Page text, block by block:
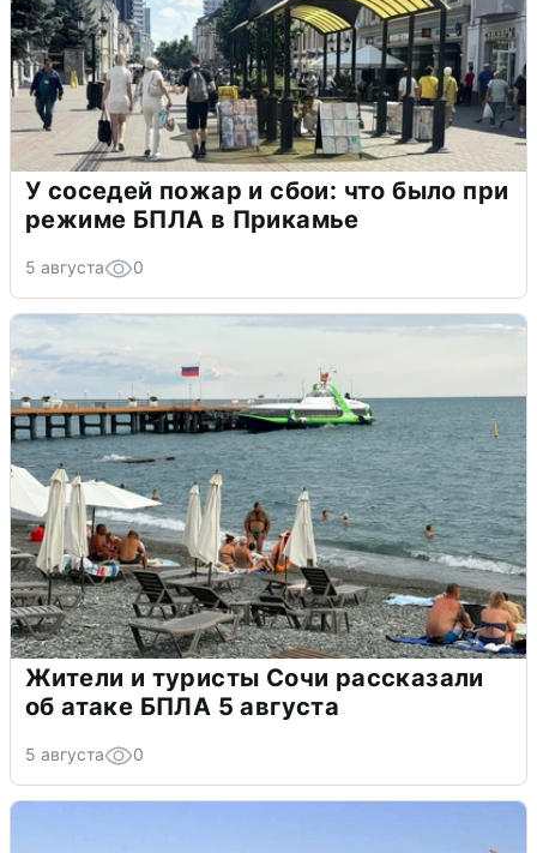
У соседей пожар и сбои: что было при
режиме БПЛА в Прикамье
5 августа 0
Жители и туристы Сочи рассказали
об атаке БПЛА 5 августа
5 августа 0